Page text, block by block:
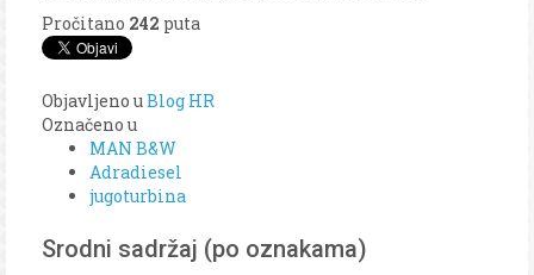
Pročitano 242 puta
Objavljeno uBlog HR
Označeno u
MAN B&W
Adradiesel
jugoturbina
Srodni sadržaj (po oznakama)